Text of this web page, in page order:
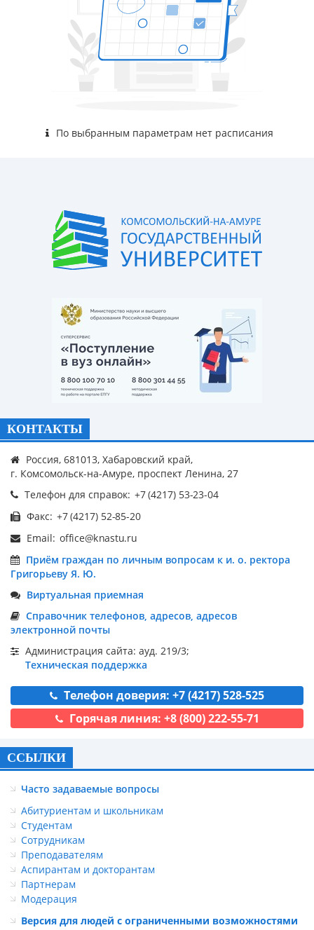
По выбранным параметрам нет расписания
КОНТАКТЫ
Россия, 681013, Хабаровский край,
г. Комсомольск-на-Амуре, проспект Ленина, 27
Телефон для справок:
Факс:
Email:
Приём граждан по личным вопросам к и. о. ректора
Григорьеву Я. Ю.
Виртуальная приемная
Справочник телефонов, адресов, адресов
электронной почты
Администрация сайта: ауд. 219/3;
Техническая поддержка
Телефон доверия: +7 (4217) 528-525
Горячая линия: +8 (800) 222-55-71
ССЫЛКИ
Часто задаваемые вопросы
Абитуриентам и школьникам
Студентам
Сотрудникам
Преподавателям
Аспирантам и докторантам
Партнерам
Модерация
Версия для людей с ограниченными возможностями